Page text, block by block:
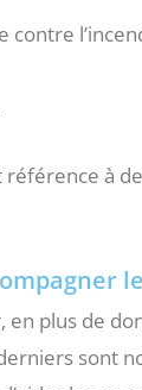
à
plus de
sont